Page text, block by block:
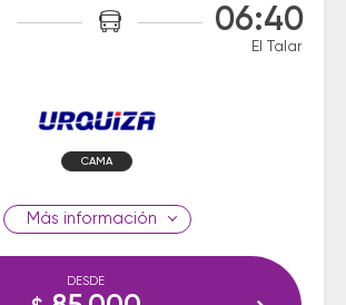
06:40
El Talar
CAMA
información
DESDE